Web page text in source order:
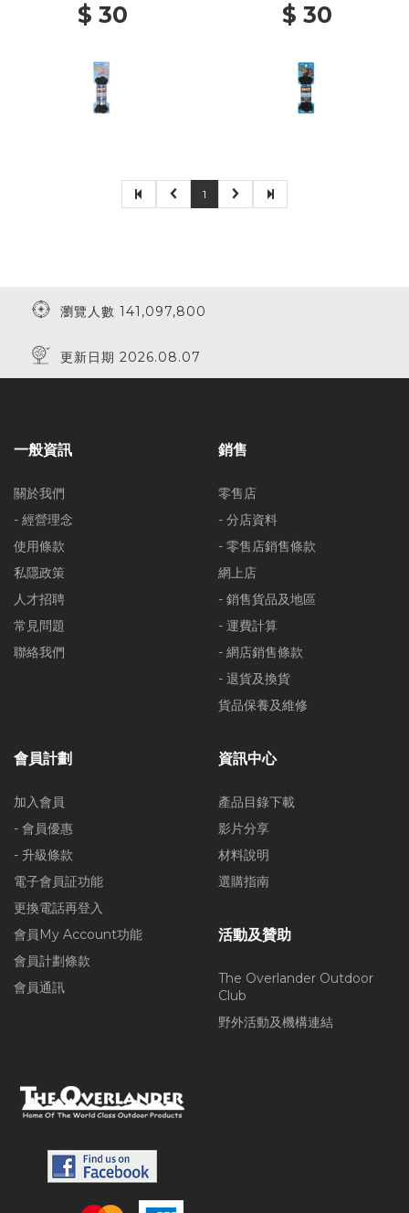
$ 30 $ 30
1
瀏覽人數 141,097,800
更新日期 2026.08.07
一般資訊
關於我們
- 經營理念
使用條款
私隱政策
人才招聘
常見問題
聯絡我們
銷售
零售店
- 分店資料
- 零售店銷售條款
網上店
- 銷售貨品及地區
- 運費計算
- 網店銷售條款
- 退貨及換貨
貨品保養及維修
會員計劃
加入會員
- 會員優惠
- 升級條款
電子會員証功能
更換電話再登入
會員My Account功能
會員計劃條款
會員通訊
資訊中心
產品目錄下載
影片分享
材料說明
選購指南
活動及贊助
The Overlander Outdoor
Club
野外活動及機構連結